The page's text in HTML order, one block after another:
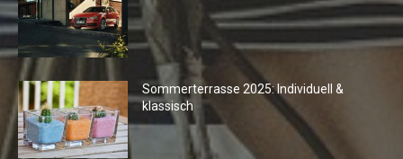
Sommerterrasse 2025: Individuell &
klassisch